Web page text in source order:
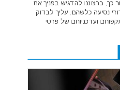
כך, ברצוננו להדגיש בפניך את
נסיעה כלשהם, עליך לבדוק
ועדכניותם של פרטי